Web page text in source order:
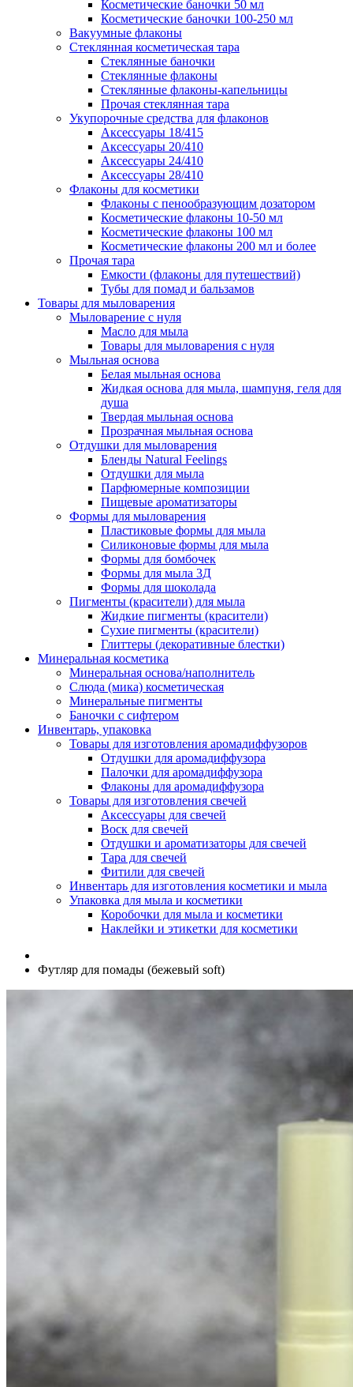
Косметические баночки 50 мл
Косметические баночки 100-250 мл
Вакуумные флаконы
Стеклянная косметическая тара
Стеклянные баночки
Стеклянные флаконы
Стеклянные флаконы-капельницы
Прочая стеклянная тара
Укупорочные средства для флаконов
Аксессуары 18/415
Аксессуары 20/410
Аксессуары 24/410
Аксессуары 28/410
Флаконы для косметики
Флаконы с пенообразующим дозатором
Косметические флаконы 10-50 мл
Косметические флаконы 100 мл
Косметические флаконы 200 мл и более
Прочая тара
Емкости (флаконы для путешествий)
Тубы для помад и бальзамов
Товары для мыловарения
Мыловарение с нуля
Масло для мыла
Товары для мыловарения с нуля
Мыльная основа
Белая мыльная основа
Жидкая основа для мыла, шампуня, геля для
душа
Твердая мыльная основа
Прозрачная мыльная основа
Отдушки для мыловарения
Бленды Natural Feelings
Отдушки для мыла
Парфюмерные композиции
Пищевые ароматизаторы
Формы для мыловарения
Пластиковые формы для мыла
Силиконовые формы для мыла
Формы для бомбочек
Формы для мыла 3Д
Формы для шоколада
Пигменты (красители) для мыла
Жидкие пигменты (красители)
Сухие пигменты (красители)
Глиттеры (декоративные блестки)
Минеральная косметика
Минеральная основа/наполнитель
Слюда (мика) косметическая
Минеральные пигменты
Баночки с сифтером
Инвентарь, упаковка
Товары для изготовления аромадиффузоров
Отдушки для аромадиффузора
Палочки для аромадиффузора
Флаконы для аромадиффузора
Товары для изготовления свечей
Аксессуары для свечей
Воск для свечей
Отдушки и ароматизаторы для свечей
Тара для свечей
Фитили для свечей
Инвентарь для изготовления косметики и мыла
Упаковка для мыла и косметики
Коробочки для мыла и косметики
Наклейки и этикетки для косметики
Футляр для помады (бежевый soft)